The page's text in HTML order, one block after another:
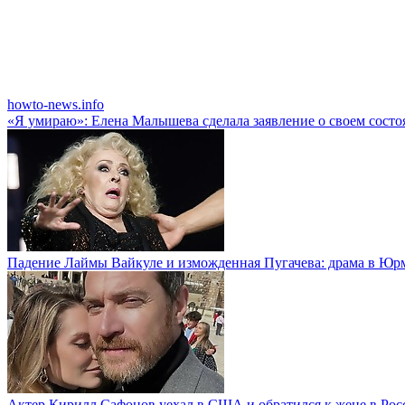
howto-news.info
«Я умираю»: Елена Малышева сделала заявление о своем
Падение Лаймы Вайкуле и изможденная Пугачева: драма в